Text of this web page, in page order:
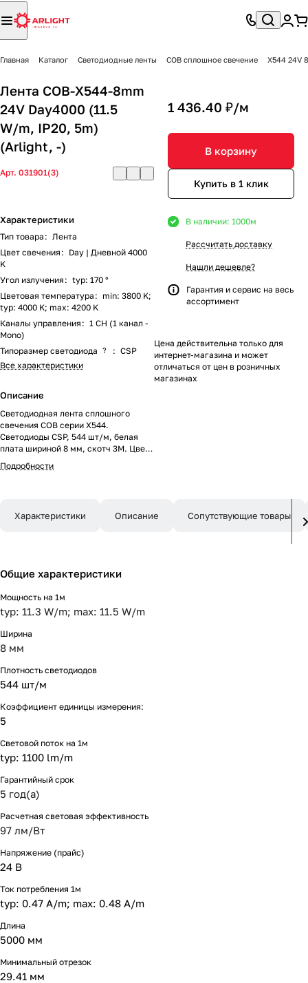
Главная Каталог Светодиодные ленты COB сплошное свечение X544 24V
Лента COB-X544-8mm
24V Day4000 (11.5
W/m, IP20, 5m)
(Arlight, -)
Арт. 031901(3)
Характеристики
Тип товара : Лента
Цвет свечения : Day | Дневной 4000
K
Угол излучения : typ: 170 °
Цветовая температура : min: 3800 K;
typ: 4000 K; max: 4200 K
Каналы управления : 1 CH (1 канал -
Mono)
Типоразмер светодиода
? : CSP
Все характеристики
Описание
Светодиодная лента сплошного
свечения COB серии X544.
Светодиоды CSP, 544 шт/м, белая
плата шириной 8 мм, скотч 3M. Цвет
ДНЕВНОЙ 4000K, индекс
цветопередачи CRI>90, угол 170°.
м. Обязательна установка на
Подробности
1 436.40 ₽/м
В корзину
Купить в 1 клик
В наличии: 1000м
Рассчитать доставку
Нашли дешевле?
Гарантия и сервис на весь
ассортимент
Цена действительна только для
интернет-магазина и может
отличаться от цен в розничных
магазинах
Характеристики Описание Сопутствующие товары
Общие характеристики
Мощность на 1м
typ: 11.3 W/m; max: 11.5 W/m
Ширина
8 мм
Плотность светодиодов
544 шт/м
Коэффициент единицы измерения:
5
Световой поток на 1м
typ: 1100 lm/m
Гарантийный срок
5 год(а)
Расчетная световая эффективность
97 лм/Вт
Напряжение (прайс)
24 В
Ток потребления 1м
typ: 0.47 A/m; max: 0.48 A/m
Длина
5000 мм
Минимальный отрезок
29.41 мм